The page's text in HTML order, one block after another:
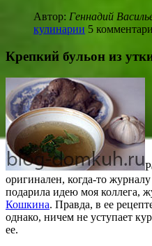
Автор: Геннадий
кулинарии 5
Крепкий бульон из
оригинален, когда-то журналу
подарила идею моя коллега,
Кошкина. Правда, в ее
однако, ничем не уступает
ее.